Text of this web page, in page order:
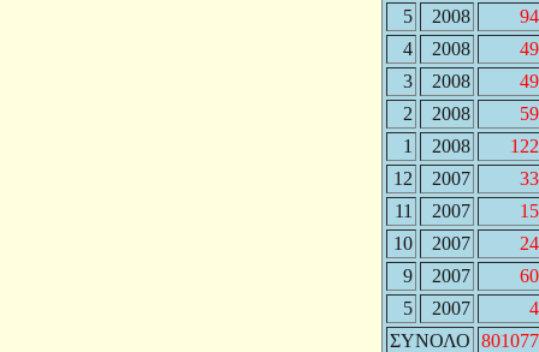
5
2008
94
4
2008
49
3
2008
49
2
2008
59
1
2008
122
12
2007
33
11
2007
15
10
2007
24
9
2007
60
5
2007
4
ΣΥΝΟΛΟ 801077